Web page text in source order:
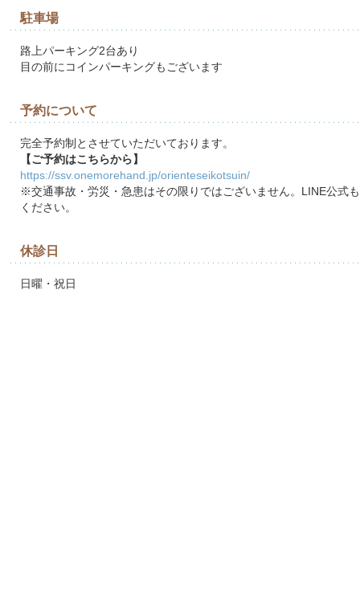
駐車場
路上パーキング2台あり
目の前にコインパーキングもございます
予約について
完全予約制とさせていただいております。
【ご予約はこちらから】
https://ssv.onemorehand.jp/orienteseikotsuin/
※交通事故・労災・急患はその限りではございません。LINE公式
ください。
休診日
日曜・祝日